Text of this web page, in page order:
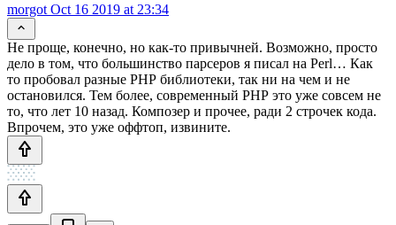
morgot Oct 16 2019 at 23:34
Не проще, конечно, но как-то привычней. Возможно, просто
дело в том, что большинство парсеров я писал на Perl… Как
то пробовал разные РНР библиотеки, так ни на чем и не
остановился. Тем более, современный РНР это уже совсем не
то, что лет 10 назад. Композер и прочее, ради 2 строчек кода.
Впрочем, это уже оффтоп, извините.